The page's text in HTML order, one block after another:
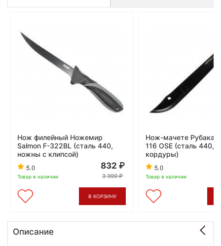
Нож филейный Ножемир
Salmon F-322BL (сталь 440,
ножны с клипсой)
5.0
Товар в наличии
832
3 390
В КОРЗИНУ
Нож-мачете Рубака
116 OSE (сталь 440,
кордуры)
5.0
Товар в наличии
Описание